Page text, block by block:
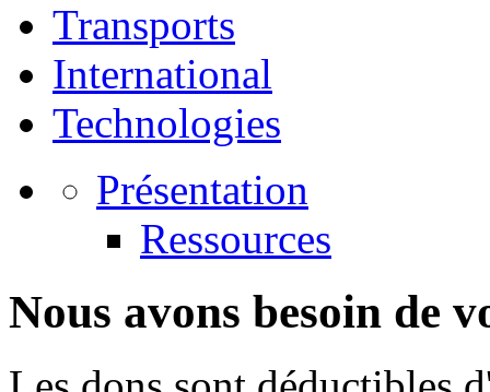
Transports
International
Technologies
Présentation
Ressources
Nous avons besoin de